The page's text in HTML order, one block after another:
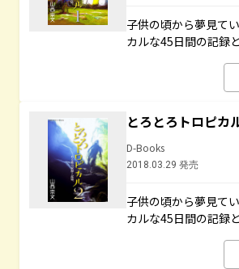
子供の頃から夢見て
カルな45日間の記録
とろとろトロピ
D-Books
2018.03.29 発売
子供の頃から夢見て
カルな45日間の記録